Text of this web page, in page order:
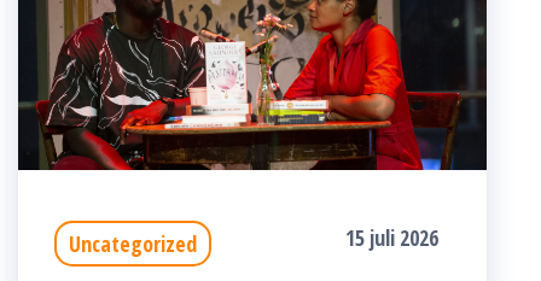
Uncategorized 15 juli 2026